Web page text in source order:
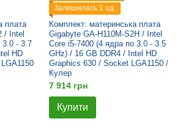
плата
/ Intel
3.0 - 3.7
HD
Залишилась 1 од.
Комплект: материнська плата
Gigabyte GA-H110M-S2H / Intel
Core i5-7400 (4 ядра по 3.0 - 3.5
GHz) / 16 GB DDR4 / Intel HD
Graphics 630 / Socket LGA1150 /
Кулер
7 914 грн
Купити